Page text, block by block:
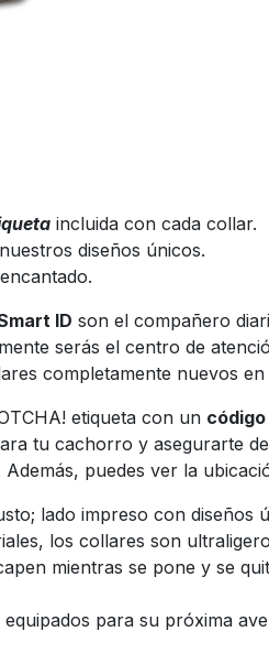
incluida con cada collar.
diseños únicos.
ID son el compañero
serás el centro de
completamente nuevos
etiqueta con un código
tu cachorro y asegurarte
puedes ver la
lado impreso con
los collares son
mientras se pone y se
para su próxima